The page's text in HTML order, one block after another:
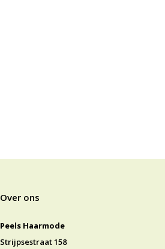
Over ons
Peels Haarmode
Strijpsestraat 158